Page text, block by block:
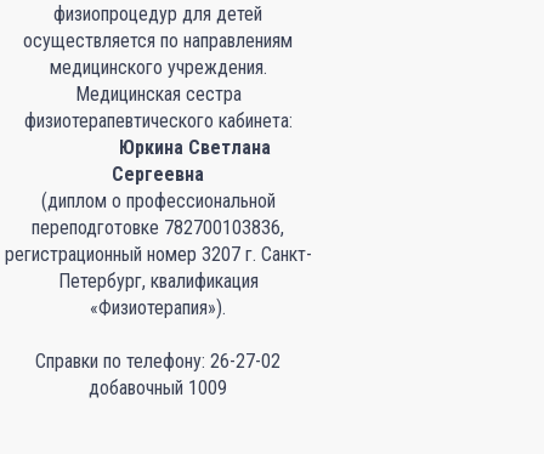
физиопроцедур для детей
осуществляется по направлениям
медицинского учреждения.
Медицинская сестра
физиотерапевтического кабинета:
Юркина Светлана
Сергеевна
(диплом о профессиональной
переподготовке 782700103836,
регистрационный номер 3207 г. Санкт-
Петербург, квалификация
«Физиотерапия»).
Справки по телефону: 26-27-02
добавочный 1009